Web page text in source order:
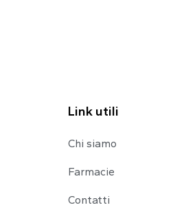
Link utili
Chi siamo
Farmacie
Contatti